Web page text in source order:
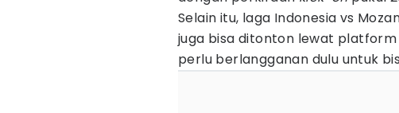
Selain itu, laga Indonesia vs
juga bisa ditonton lewat platform
perlu berlangganan dulu untuk